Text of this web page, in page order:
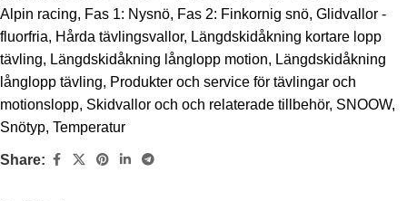
Alpin racing, Fas 1: Nysnö, Fas 2: Finkornig snö, Glidvallor -
fluorfria, Hårda tävlingsvallor, Längdskidåkning kortare lopp
tävling, Längdskidåkning långlopp motion, Längdskidåkning
långlopp tävling, Produkter och service för tävlingar och
motionslopp, Skidvallor och och relaterade tillbehör, SNOOW,
Snötyp, Temperatur
Share: